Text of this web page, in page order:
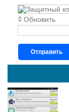
Обновить
Отправить